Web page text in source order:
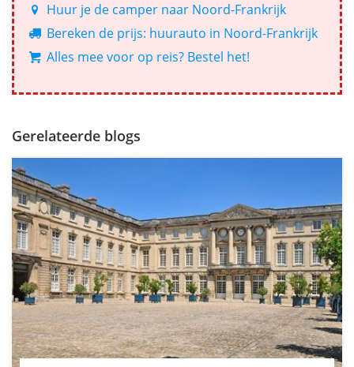
Huur je de camper naar Noord-Frankrijk
Bereken de prijs: huurauto in Noord-Frankrijk
Alles mee voor op reis? Bestel het!
Gerelateerde blogs